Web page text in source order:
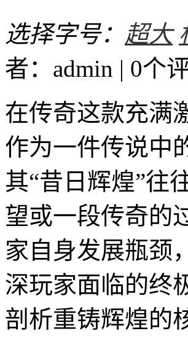
选择字号： 超大
者：admin | 0个
在传奇这款充满
作为一件传说中
其“昔日辉煌”往
望或一段传奇的
家自身发展瓶颈
深玩家面临的终
剖析重铸辉煌的